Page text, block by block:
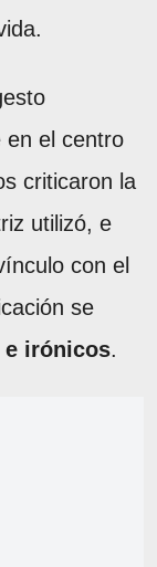
en el centro
criticaron la
utilizó, e
con el
se
e irónicos.